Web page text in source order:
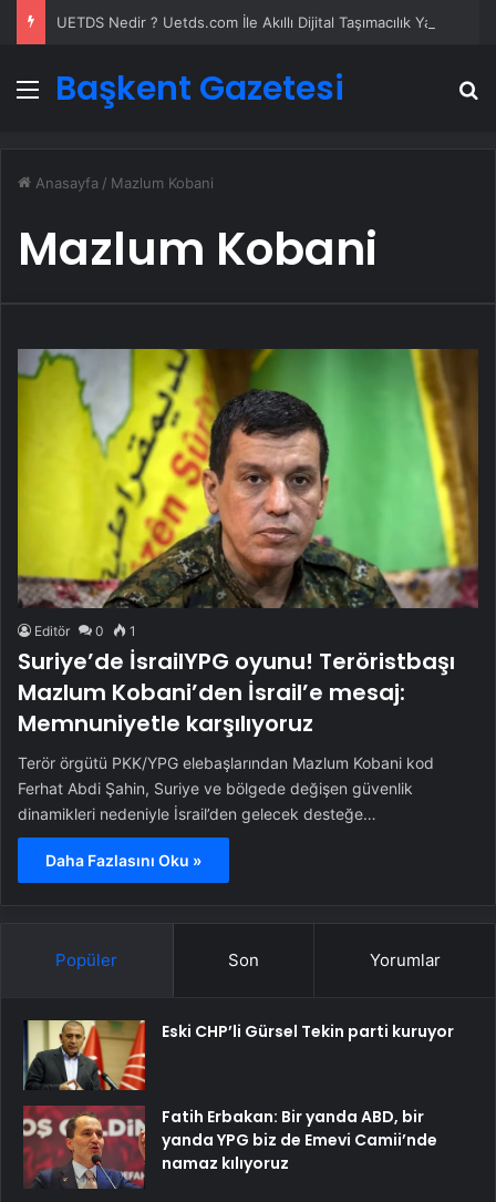
Menü
Başkent Gazetesi
Anasayfa / Mazlum Kobani
Mazlum Kobani
Editör 0 1
Suriye’de İsrailYPG oyunu! Teröristbaşı
Mazlum Kobani’den İsrail’e mesaj:
Memnuniyetle karşılıyoruz
Terör örgütü PKK/YPG elebaşlarından Mazlum Kobani kod
Ferhat Abdi Şahin, Suriye ve bölgede değişen güvenlik
dinamikleri nedeniyle İsrail’den gelecek desteğe…
Daha Fazlasını Oku »
Popüler Son Yorumlar
Eski CHP’li Gürsel Tekin parti kuruyor
Fatih Erbakan: Bir yanda ABD, bir
yanda YPG biz de Emevi Camii’nde
namaz kılıyoruz